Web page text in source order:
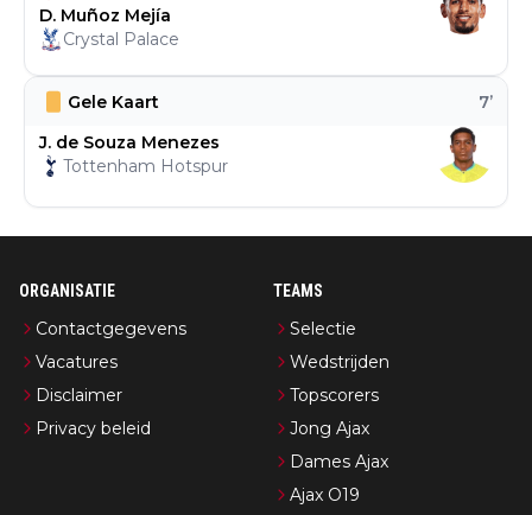
Gele Kaart 7’
J. de Souza Menezes
Tottenham Hotspur
D. Muñoz Mejía
Crystal Palace
ORGANISATIE
Contactgegevens
Vacatures
Disclaimer
Privacy beleid
TEAMS
Selectie
Wedstrijden
Topscorers
Jong Ajax
Dames Ajax
Ajax O19